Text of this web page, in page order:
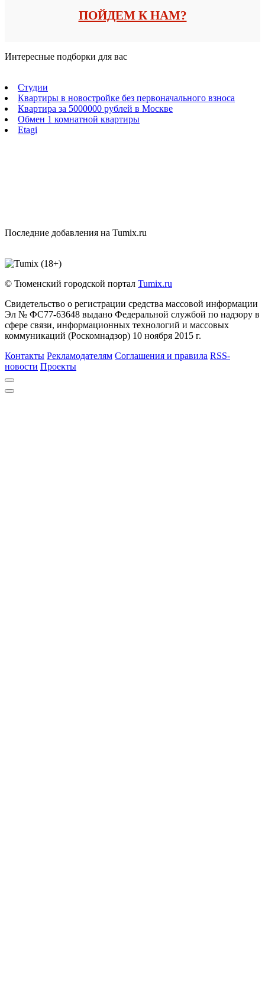
ПОЙДЕМ К НАМ?
Интересные подборки для вас
Студии
Квартиры в новостройке без первоначального взноса
Квартира за 5000000 рублей в Москве
Обмен 1 комнатной квартиры
Etagi
Последние добавления на Tumix.ru
© Тюменский городской портал Tumix.ru
Свидетельство о регистрации средства массовой информации
Эл № ФС77-63648 выдано Федеральной службой по надзору в
сфере связи, информационных технологий и массовых
коммуникаций (Роскомнадзор) 10 ноября 2015 г.
Контакты Рекламодателям Соглашения и правила RSS-
новости Проекты